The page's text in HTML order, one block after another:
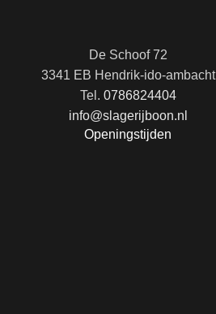
De Schoof 72
3341 EB Hendrik-ido-ambacht
Tel. 0786824404
info@slagerijboon.nl
Openingstijden